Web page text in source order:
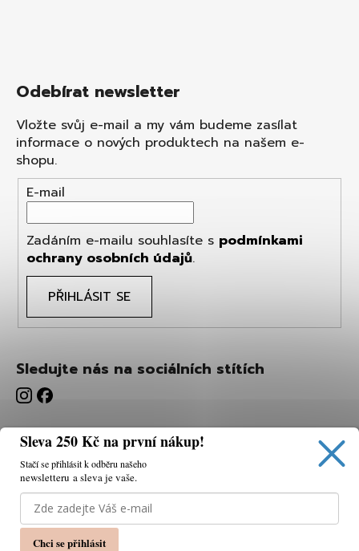
Používáme cookies, abychom vám umožnili pohodlné
prohlížení webu a díky analýze webu neustále zlepšovat
jeho funkce, výkon a použitelnost.
Odebírat newsletter
Vložte svůj e-mail a my vám budeme zasílat
informace o nových produktech na našem e-
shopu.
E-mail
Zadáním e-mailu souhlasíte s podmínkami
ochrany osobních údajů.
PŘIHLÁSIT SE
Sledujte nás na sociálních stítích
Sleva 250 Kč na první nákup!
Stačí se přihlásit k odběru našeho
newsletteru a sleva je vaše.
Chci se přihlásit